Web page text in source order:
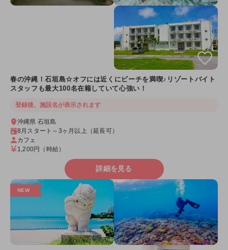
春の沖縄！石垣島☆オフには近くにビーチを満喫♪リゾートバイト
スタッフも最大100名在籍していて心強い！
登録後、施設名が表示されます
沖縄県 石垣島
8月スタート～3ヶ月以上（延長可）
カフェ
1,200円 （時給）
詳細を見る